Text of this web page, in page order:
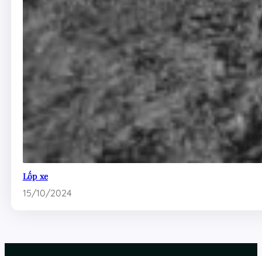
Lốp xe
15/10/2024